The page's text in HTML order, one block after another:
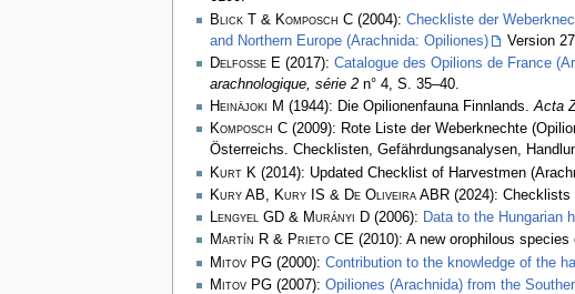
Blick T & Komposch C(2004): Checkliste der
and Northern Europe (Arachnida: Opiliones)
Version
Delfosse E (2017): Catalogue des Opilions de France
arachnologique, série 2n° 4, S. 35–40.
Heinäjoki M (1944): Die Opilionenfauna Finnlands.Acta
Komposch C(2009): Rote Liste der Weberknechte
Österreichs. Checklisten, Gefährdungsanalysen,
Kurt K (2014): Updated Checklist of Harvestmen
Kury AB, Kury IS & De Oliveira ABR(2024): Checklists
Lengyel GD & Murányi D(2006): Data to the Hungarian
Martín R & Prieto CE(2010): A new orophilous species
Mitov PG(2000): Contribution to the knowledge of the
Mitov PG(2007): Opiliones (Arachnida) from the